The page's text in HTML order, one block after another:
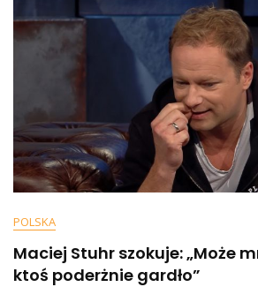
POLSKA
Maciej Stuhr szokuje: „Może
ktoś poderżnie gardło”